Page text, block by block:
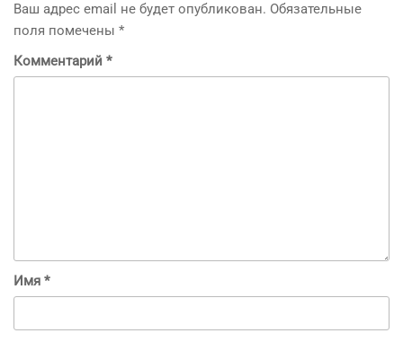
Ваш адрес email не будет опубликован. Обязательные
поля помечены *
Комментарий *
Имя *